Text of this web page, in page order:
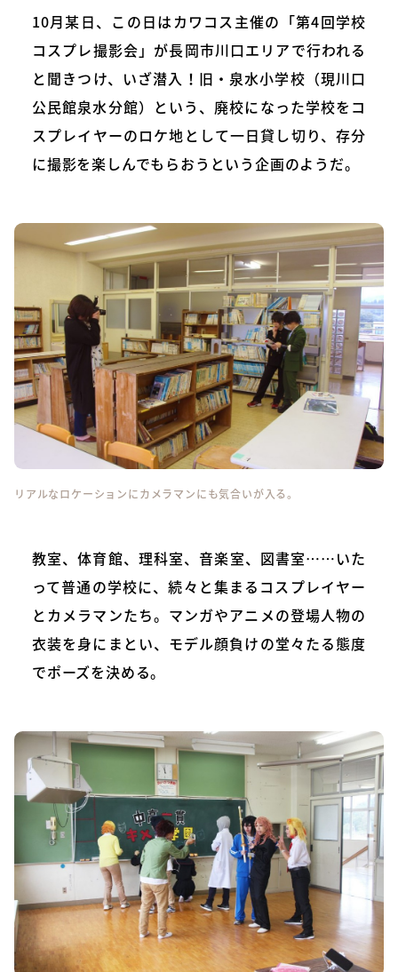
10月某日、この日はカワコス主催の「第4回学校
コスプレ撮影会」が長岡市川口エリアで行われる
と聞きつけ、いざ潜入！旧・泉水小学校（現川口
公民館泉水分館）という、廃校になった学校をコ
スプレイヤーのロケ地として一日貸し切り、存分
に撮影を楽しんでもらおうという企画のようだ。
リアルなロケーションにカメラマンにも気合いが入る。
教室、体育館、理科室、音楽室、図書室……いた
って普通の学校に、続々と集まるコスプレイヤー
とカメラマンたち。マンガやアニメの登場人物の
衣装を身にまとい、モデル顔負けの堂々たる態度
でポーズを決める。